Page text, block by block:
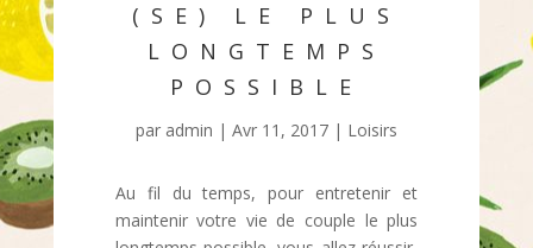
(SE) LE PLUS
LONGTEMPS
POSSIBLE
par admin | Avr 11, 2017| Loisirs
Au fil du temps, pour entretenir et
maintenir votre vie de couple le plus